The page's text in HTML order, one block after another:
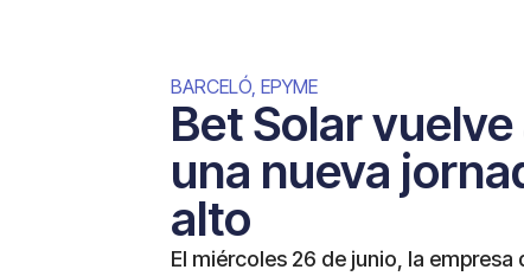
BARCELÓ ,EPYME
Bet Solar
una nueva
alto
El miércoles 26 de junio, la